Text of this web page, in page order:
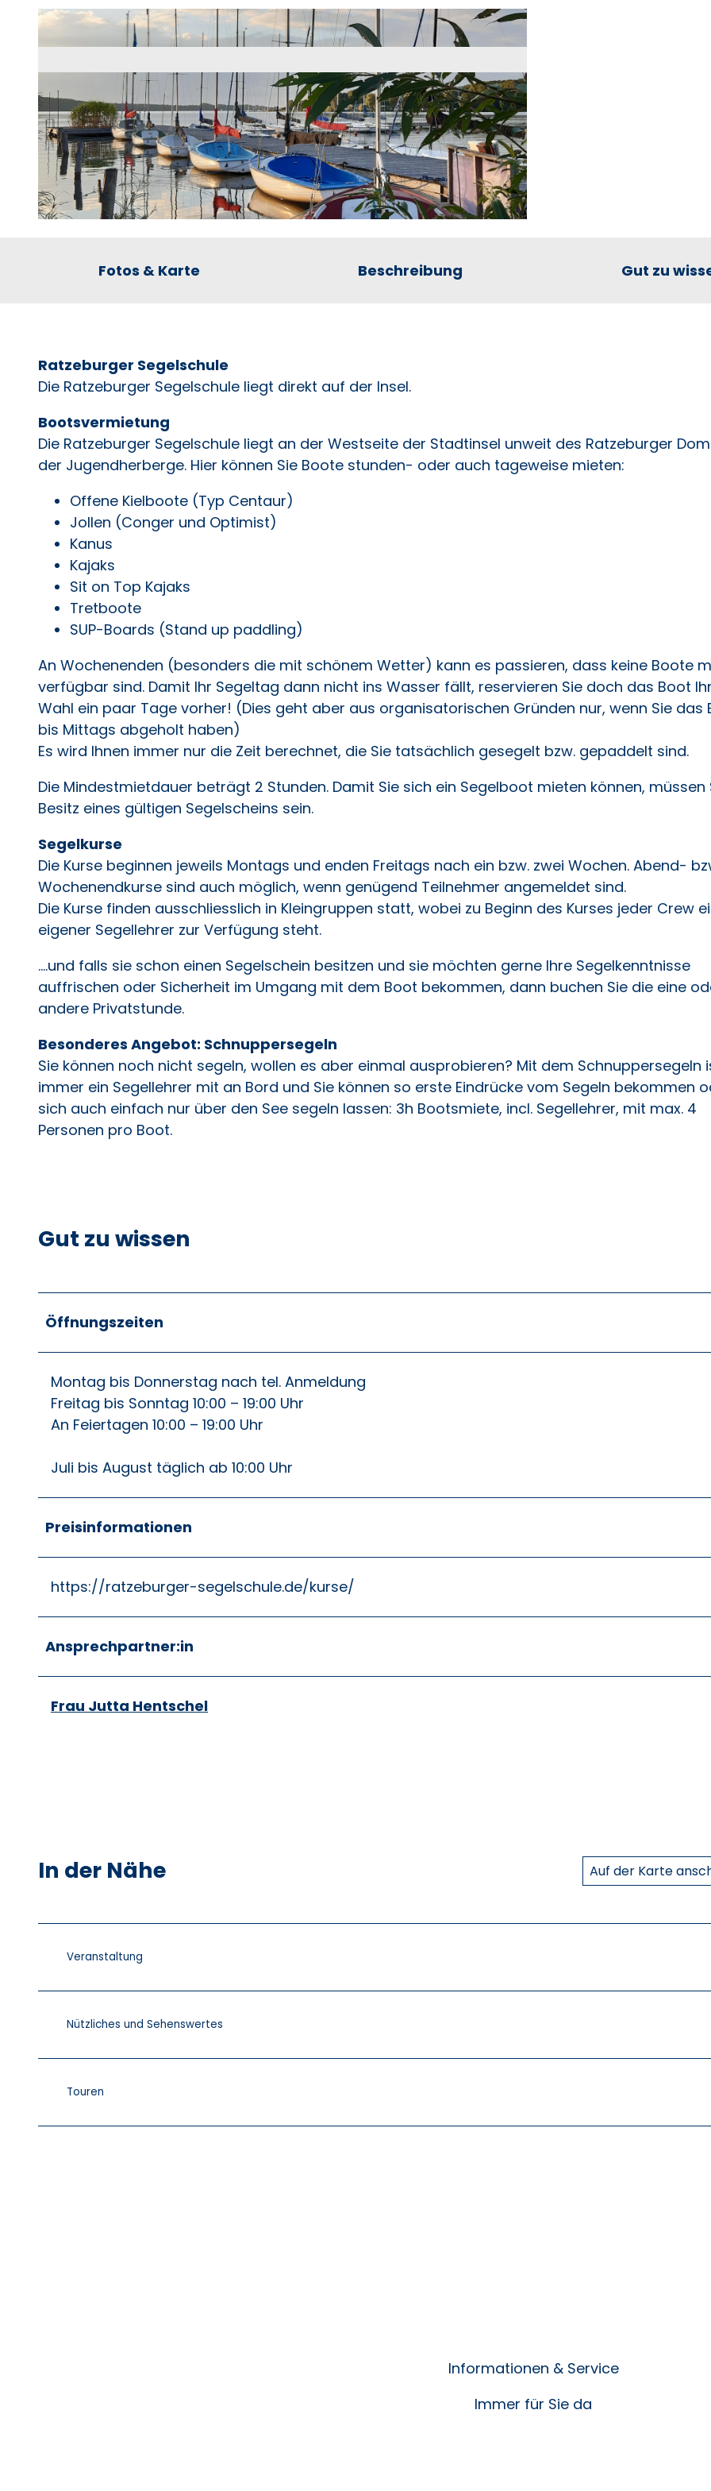
Fotos & Karte Beschreibung Gut zu
Ratzeburger Segelschule
Die Ratzeburger Segelschule liegt direkt auf der Insel.
Bootsvermietung
Die Ratzeburger Segelschule liegt an der Westseite der Stadtinsel unweit des Ratzeburger
der Jugendherberge. Hier können Sie Boote stunden- oder auch tageweise mieten:
Offene Kielboote (Typ Centaur)
Jollen (Conger und Optimist)
Kanus
Kajaks
Sit on Top Kajaks
Tretboote
SUP-Boards (Stand up paddling)
An Wochenenden (besonders die mit schönem Wetter) kann es passieren, dass keine Boote
verfügbar sind. Damit Ihr Segeltag dann nicht ins Wasser fällt, reservieren Sie doch das Boot
Wahl ein paar Tage vorher! (Dies geht aber aus organisatorischen Gründen nur, wenn Sie das
bis Mittags abgeholt haben)
Es wird Ihnen immer nur die Zeit berechnet, die Sie tatsächlich gesegelt bzw. gepaddelt sind.
Die Mindestmietdauer beträgt 2 Stunden. Damit Sie sich ein Segelboot mieten können, müssen
Besitz eines gültigen Segelscheins sein.
Segelkurse
Die Kurse beginnen jeweils Montags und enden Freitags nach ein bzw. zwei Wochen. Abend-
Wochenendkurse sind auch möglich, wenn genügend Teilnehmer angemeldet sind.
Die Kurse finden ausschliesslich in Kleingruppen statt, wobei zu Beginn des Kurses jeder Crew
eigener Segellehrer zur Verfügung steht.
....und falls sie schon einen Segelschein besitzen und sie möchten gerne Ihre Segelkenntnisse
auffrischen oder Sicherheit im Umgang mit dem Boot bekommen, dann buchen Sie die eine
andere Privatstunde.
Besonderes Angebot: Schnuppersegeln
Sie können noch nicht segeln, wollen es aber einmal ausprobieren? Mit dem Schnuppersegeln
immer ein Segellehrer mit an Bord und Sie können so erste Eindrücke vom Segeln bekommen
sich auch einfach nur über den See segeln lassen: 3h Bootsmiete, incl. Segellehrer, mit max. 4
Personen pro Boot.
Gut zu wissen
Öffnungszeiten
Montag bis Donnerstag nach tel. Anmeldung
Freitag bis Sonntag 10:00 – 19:00 Uhr
An Feiertagen 10:00 – 19:00 Uhr
Juli bis August täglich ab 10:00 Uhr
Preisinformationen
https://ratzeburger-segelschule.de/kurse/
Ansprechpartner:in
Frau Jutta Hentschel
In der Nähe Auf der Karte
Veranstaltung
Nützliches und Sehenswertes
Touren
Informationen & Service
Immer für Sie da